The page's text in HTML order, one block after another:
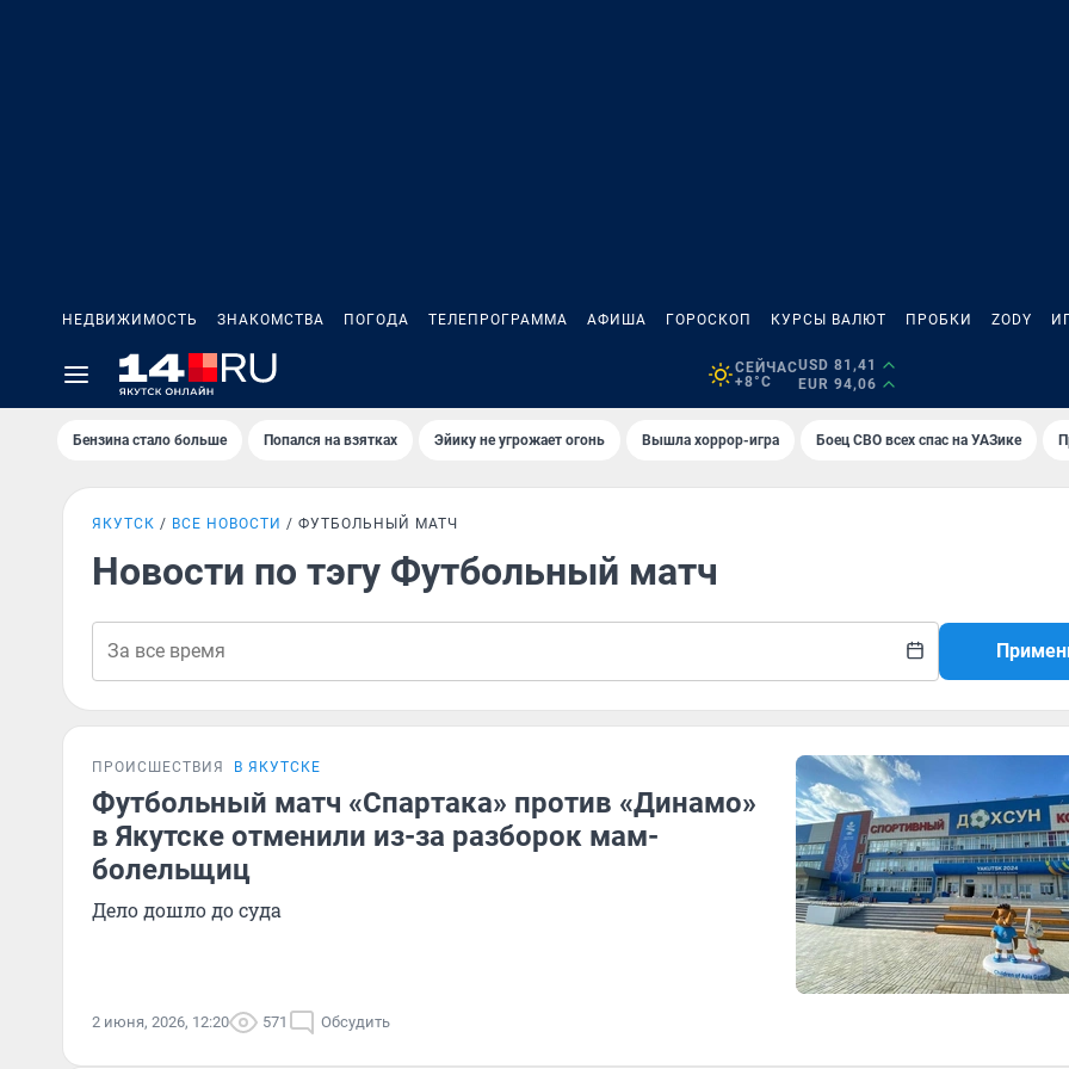
НЕДВИЖИМОСТЬ ЗНАКОМСТВА ПОГОДА ТЕЛЕПРОГРАММА АФИША ГОРОСКОП КУРСЫ ВАЛЮТ ПРОБКИ ZODY
СЕЙЧАС
+8°C
USD 81,41
EUR 94,06
Бензина стало больше Попался на взятках Эйику не угрожает огонь Вышла хоррор-игра Боец СВО всех спас на УАЗике
ЯКУТСК ВСЕ НОВОСТИ ФУТБОЛЬНЫЙ МАТЧ
Новости по тэгу Футбольный матч
ПРОИСШЕСТВИЯ В ЯКУТСКЕ
Футбольный матч «Спартака» против «Динамо»
в Якутске отменили из-за разборок мам-
болельщиц
Дело дошло до суда
2 июня, 2026, 12:20 571 Обсудить